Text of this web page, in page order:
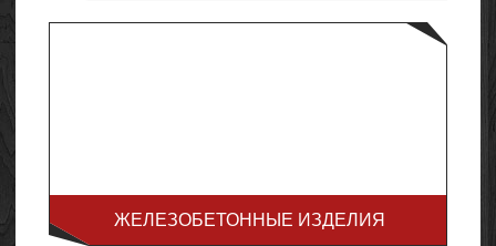
ЖЕЛЕЗОБЕТОННЫЕ ИЗДЕЛИЯ